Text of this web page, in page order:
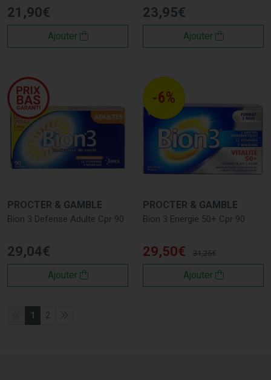
21 ,90€
Ajouter
23,95€
Ajouter
PROCTER & GAMBLE
Bion 3 Defense Adulte Cpr 90
29,04€
Ajouter
-6%
PROCTER & GAMBLE
Bion 3 Energie 50+ Cpr 90
29,50€ 31,25€
Ajouter
1 2